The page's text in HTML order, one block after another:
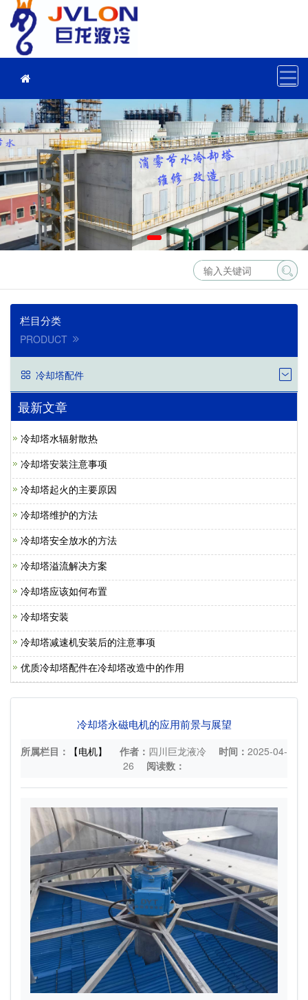
栏目分类
PRODUCT
冷却塔配件
最新文章
冷却塔水辐射散热
冷却塔安装注意事项
冷却塔起火的主要原因
冷却塔维护的方法
冷却塔安全放水的方法
冷却塔溢流解决方案
冷却塔应该如何布置
冷却塔安装
冷却塔减速机安装后的注意事项
优质冷却塔配件在冷却塔改造中的作用
冷却塔永磁电机的应用前景与展望
所属栏目： 【电机】 作者： 四川巨龙液冷 时间： 2025-04-
26
阅读数：